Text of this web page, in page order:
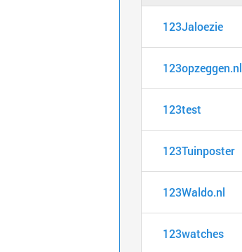
123Jaloezie
123opzeggen.nl
123test
123Tuinposter
123Waldo.nl
123watches